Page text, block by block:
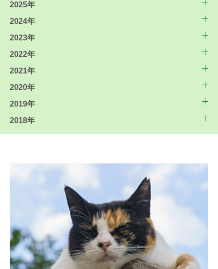
2025年
2024年
2023年
2022年
2021年
2020年
2019年
2018年